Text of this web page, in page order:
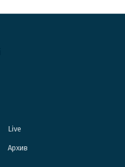
Live
Архив